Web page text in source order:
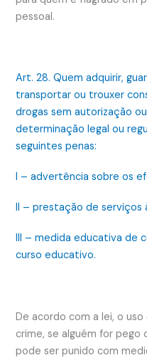
pessoal.
Art. 28. Quem adquirir,
transportar ou trouxer
drogas sem autorização
determinação legal ou
seguintes penas:
I – advertência sobre os
II – prestação de serviços
III – medida educativa de
curso educativo.
De acordo com a lei, o
crime, se alguém for pego
pode ser punido com